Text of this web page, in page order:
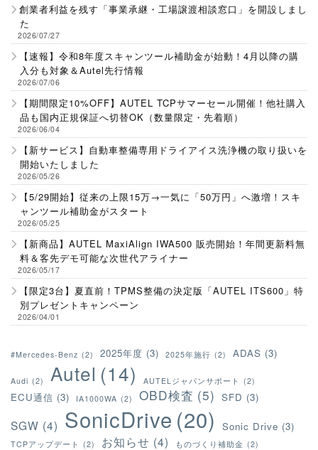
創業者利益を残す「事業承継・工場譲渡相談窓口」を開設しまし
た
2026/07/27
【速報】令和8年度スキャンツール補助金が始動！4月以降の購
入分も対象＆Autel先行情報
2026/07/06
【期間限定10%OFF】AUTEL TCPサマーセール開催！他社購入
品も国内正規保証へ切替OK（数量限定・先着順）
2026/06/04
【新サービス】自動車整備専用ドライアイス洗浄機の取り扱いを
開始いたしました
2026/05/26
【5/29開始】従来の上限15万→一気に「50万円」へ激増！スキ
ャンツール補助金がスタート
2026/05/25
【新商品】AUTEL MaxiAlign IWA500 販売開始！年間更新料無
料＆客先デモ可能な次世代アライナー
2026/05/17
【限定3台】夏直前！TPMS整備の決定版「AUTEL ITS600」特
別プレゼントキャンペーン
2026/04/01
#Mercedes-Benz (2) 2025年度 (3) 2025年施行 (2) ADAS (3)
Audi (2) Autel (14) AUTELジャパンサポート (2)
ECU通信 (3) IA1000WA (2) OBD検査 (5) SFD (3)
SGW (4) SonicDrive (20) Sonic Drive (3)
TCPアップデート (2) お知らせ (4) ものづくり補助金 (2)